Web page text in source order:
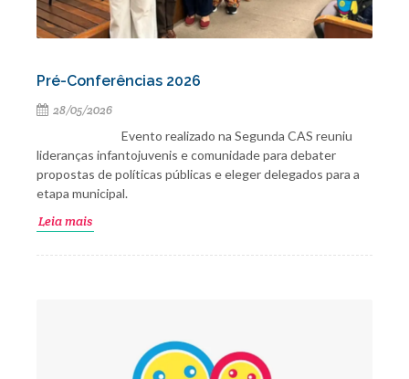
Pré-Conferências 2026
28/05/2026
Evento realizado na Segunda CAS reuniu
lideranças infantojuvenis e comunidade para debater
propostas de políticas públicas e eleger delegados para a
etapa municipal.
Leia mais